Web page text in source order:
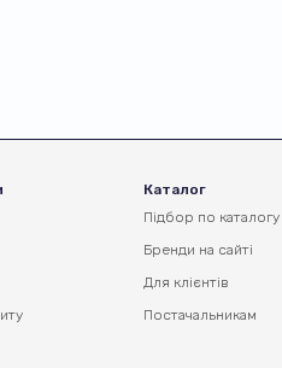
Каталог
Підбор по каталогу
Бренди на сайті
Для клієнтів
Постачальникам